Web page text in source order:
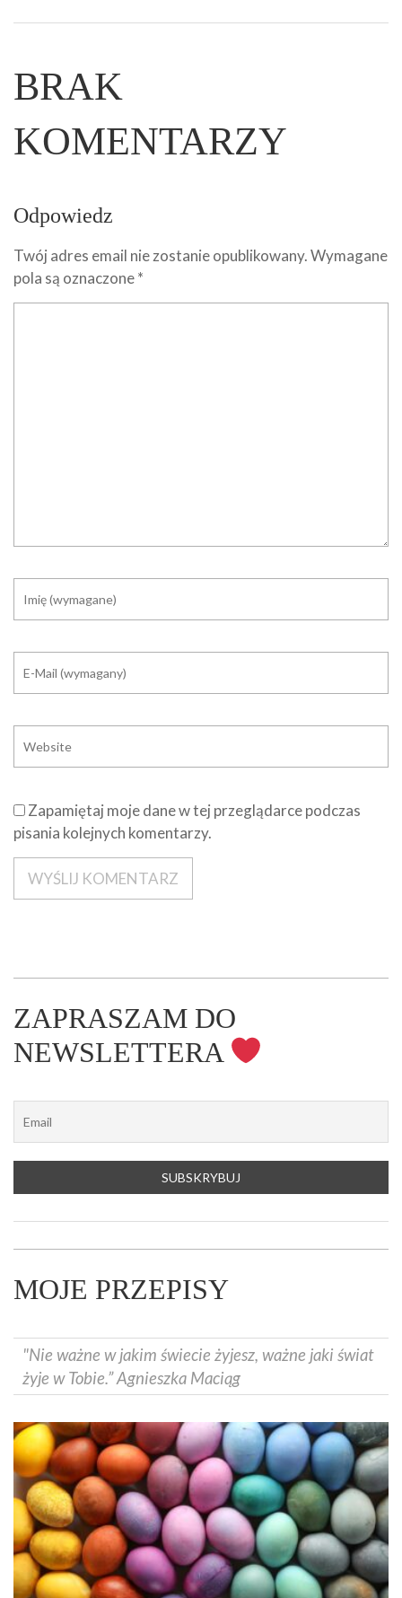
BRAK
KOMENTARZY
Odpowiedz
Twój adres email nie zostanie opublikowany.Wymagane
pola są oznaczone*
Zapamiętaj moje dane w tej przeglądarce podczas
pisania kolejnych komentarzy.
ZAPRASZAM DO
NEWSLETTERA
MOJE PRZEPISY
"Nie ważne w jakim świecie żyjesz, ważne jaki świat
żyje w Tobie.” Agnieszka Maciąg